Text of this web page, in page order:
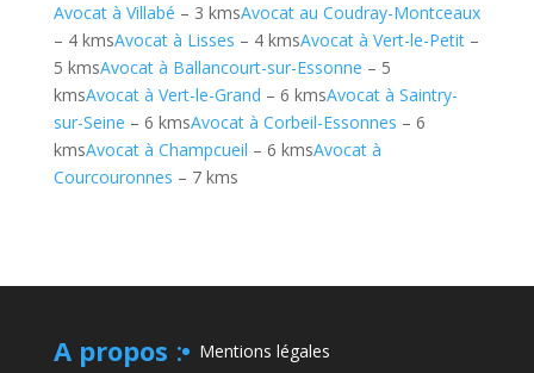
Avocat à Villabé – 3 kmsAvocat au Coudray-Montceaux
– 4 kmsAvocat à Lisses – 4 kmsAvocat à Vert-le-Petit–
5 kmsAvocat à Ballancourt-sur-Essonne – 5
kmsAvocat à Vert-le-Grand – 6 kmsAvocat à Saintry-
sur-Seine – 6 kmsAvocat à Corbeil-Essonnes – 6
kmsAvocat à Champcueil – 6 kmsAvocat à
Courcouronnes – 7 kms
A propos :
Mentions légales